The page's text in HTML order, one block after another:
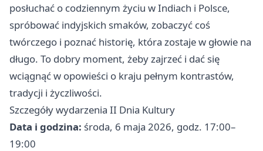
posłuchać o codziennym życiu w Indiach i Polsce,
spróbować indyjskich smaków, zobaczyć coś
twórczego i poznać historię, która zostaje w głowie na
długo. To dobry moment, żeby zajrzeć i dać się
wciągnąć w opowieści o kraju pełnym kontrastów,
tradycji i życzliwości.
Szczegóły wydarzenia II Dnia Kultury
Data i godzina: środa, 6 maja 2026, godz. 17:00–
19:00